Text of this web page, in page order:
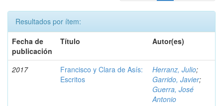
Resultados por ítem:
Fecha de
publicación
Título Autor(es)
2017
Francisco y Clara de Asís:
Escritos
Herranz, Julio;
Garrido, Javier;
Guerra, José
Antonio